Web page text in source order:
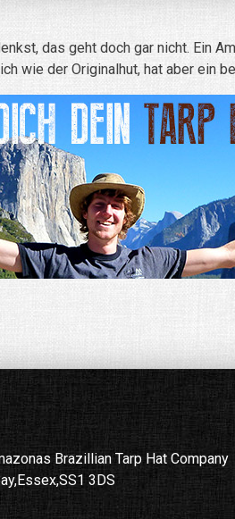
das geht doch gar nicht. Ein
wie der Originalhut, hat aber ein
Brazillian Tarp Hat Company
3DS